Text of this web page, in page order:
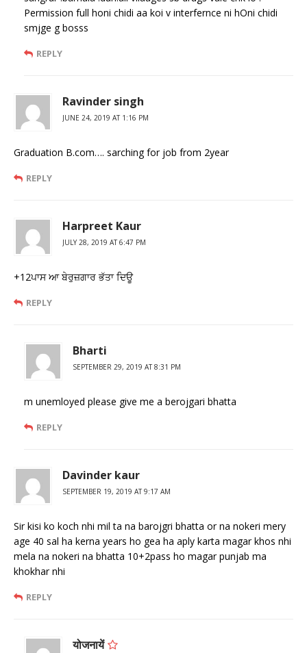
Permission full honi chidi aa koi v interfernce ni hOni chidi
smjge g bosss
REPLY
Ravinder singh
JUNE 24, 2019 AT 1:16 PM
Graduation B.com…. sarching for job from 2year
REPLY
Harpreet Kaur
JULY 28, 2019 AT 6:47 PM
+12ਪਾਸ ਆ ਬੇਰੁਜ਼ਗਾਰ ਭੱਤਾ ਦਿਊ
REPLY
Bharti
SEPTEMBER 29, 2019 AT 8:31 PM
m unemloyed please give me a berojgari bhatta
REPLY
Davinder kaur
SEPTEMBER 19, 2019 AT 9:17 AM
Sir kisi ko koch nhi mil ta na barojgri bhatta or na nokeri mery
age 40 sal ha kerna years ho gea ha aply karta magar khos nhi
mela na nokeri na bhatta 10+2pass ho magar punjab ma
khokhar nhi
REPLY
योजनायें